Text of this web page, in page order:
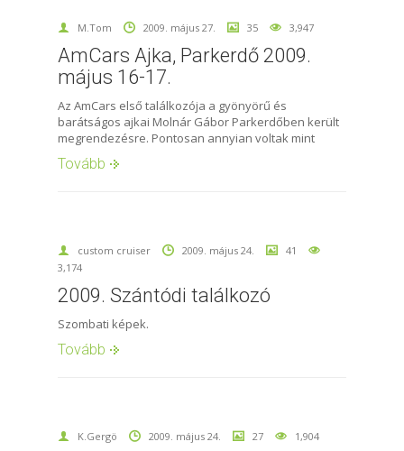
M.Tom 2009. május 27. 35 3,947
AmCars Ajka, Parkerdő 2009.
május 16-17.
Az AmCars első találkozója a gyönyörű és
barátságos ajkai Molnár Gábor Parkerdőben került
megrendezésre. Pontosan annyian voltak mint
Tovább
custom cruiser 2009. május 24.
41
3,174
2009. Szántódi találkozó
Szombati képek.
Tovább
K.Gergö 2009. május 24. 27 1,904